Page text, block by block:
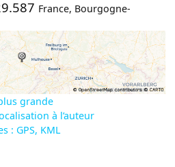
France, Bourgogne-
grande
à l’auteur
: GPS, KML